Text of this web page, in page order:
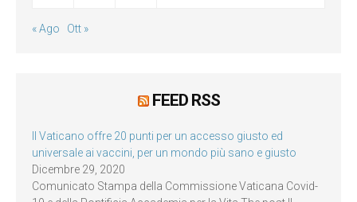
« Ago Ott »
FEED RSS
Il Vaticano offre 20 punti per un accesso giusto ed
universale ai vaccini, per un mondo più sano e giusto
Dicembre 29, 2020
Comunicato Stampa della Commissione Vaticana Covid-